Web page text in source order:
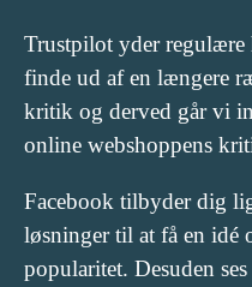
Trustpilot yder regulære
finde ud af en længere
kritik og derved går vi
online webshoppens
Facebook tilbyder dig
løsninger til at få en idé
popularitet. Desuden